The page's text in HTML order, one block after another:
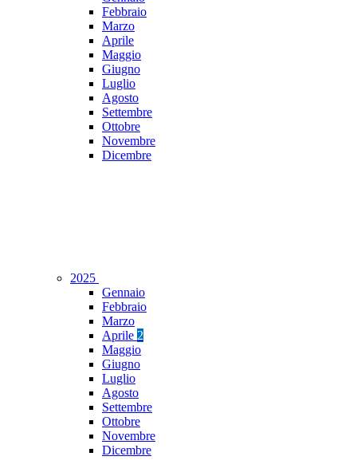
Febbraio
Marzo
Aprile
Maggio
Giugno
Luglio
Agosto
Settembre
Ottobre
Novembre
Dicembre
2025
Gennaio
Febbraio
Marzo
Aprile 2
Maggio
Giugno
Luglio
Agosto
Settembre
Ottobre
Novembre
Dicembre